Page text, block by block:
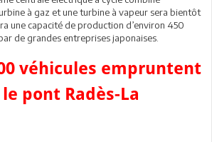
à gaz et une turbine à vapeur sera bientôt
une capacité de production d’environ 450
de grandes entreprises japonaises.
véhicules empruntent
pont Radès-La